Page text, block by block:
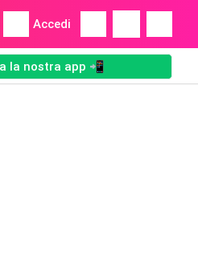
Accedi
la nostra app 📲